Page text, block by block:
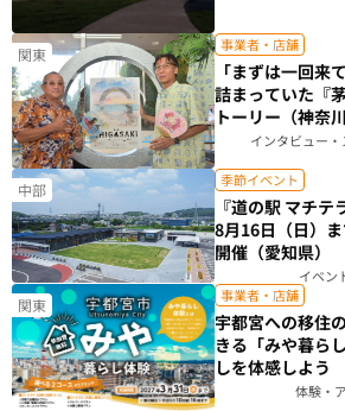
関東 事業者・店舗
「まずは一回来
詰まっていた『
トーリー（神奈川
インタビュー
中部 季節イベント
『道の駅 マチテ
8月16日（日）
開催（愛知県）
イベン
関東 事業者・店舗
宇都宮への移住
きる「みや暮ら
しを体感しよう
体験・